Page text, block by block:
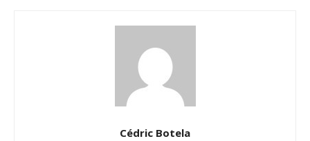
Cédric Botela